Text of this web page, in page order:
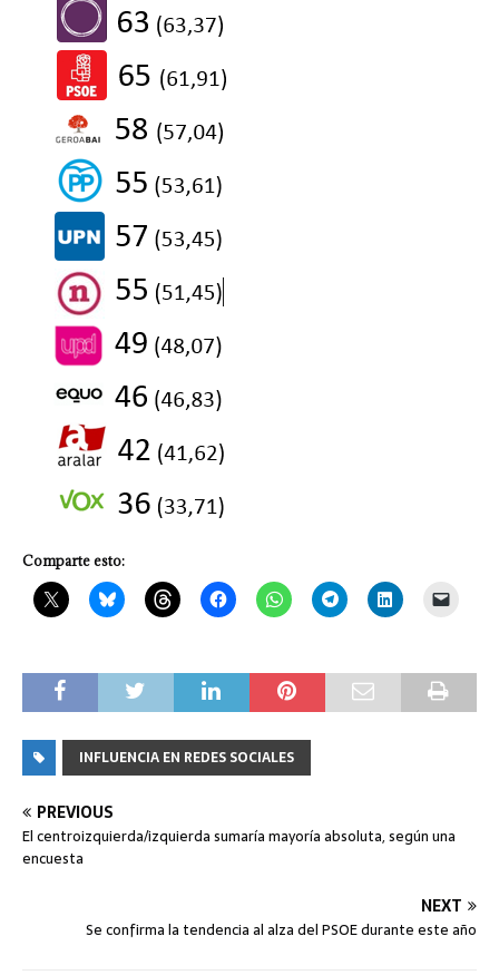
Comparte esto:
INFLUENCIA EN REDES SOCIALES
PREVIOUS
El centroizquierda/izquierda sumaría mayoría absoluta, según una
encuesta
NEXT
Se confirma la tendencia al alza del PSOE durante este año